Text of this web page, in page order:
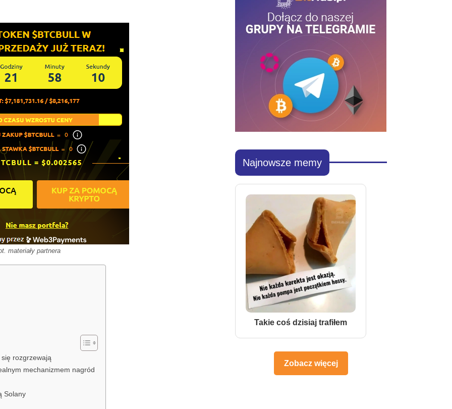
materiały partnera
rozgrzewają
mechanizmem nagród
Solany
Najnowsze memy
Takie coś dzisiaj trafiłem
Zobacz więcej